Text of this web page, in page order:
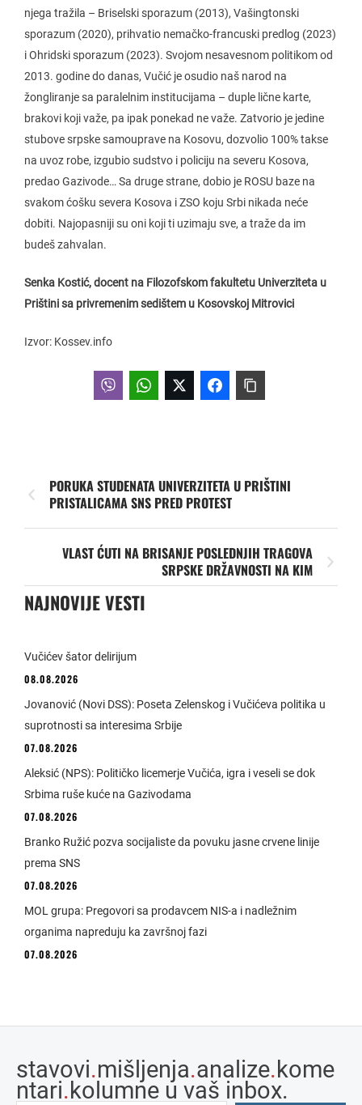
njega tražila – Briselski sporazum (2013), Vašingtonski
sporazum (2020), prihvatio nemačko-francuski predlog (2023)
i Ohridski sporazum (2023). Svojom nesavesnom politikom od
2013. godine do danas, Vučić je osudio naš narod na
žongliranje sa paralelnim institucijama – duple lične karte,
brakovi koji važe, pa ipak ponekad ne važe. Zatvorio je jedine
stubove srpske samouprave na Kosovu, dozvolio 100% takse
na uvoz robe, izgubio sudstvo i policiju na severu Kosova,
predao Gazivode… Sa druge strane, dobio je ROSU baze na
svakom ćošku severa Kosova i ZSO koju Srbi nikada neće
dobiti. Najopasniji su oni koji ti uzimaju sve, a traže da im
budeš zahvalan.
Senka Kostić, docent na Filozofskom fakultetu Univerziteta u
Prištini sa privremenim sedištem u Kosovskoj Mitrovici
Izvor: Kossev.info
PORUKA STUDENATA UNIVERZITETA U PRIŠTINI
PRISTALICAMA SNS PRED PROTEST
VLAST ĆUTI NA BRISANJE POSLEDNJIH TRAGOVA
SRPSKE DRŽAVNOSTI NA KIM
NAJNOVIJE VESTI
Vučićev šator delirijum
08.08.2026
Jovanović (Novi DSS): Poseta Zelenskog i Vučićeva politika u
suprotnosti sa interesima Srbije
07.08.2026
Aleksić (NPS): Političko licemerje Vučića, igra i veseli se dok
Srbima ruše kuće na Gazivodama
07.08.2026
Branko Ružić pozva socijaliste da povuku jasne crvene linije
prema SNS
07.08.2026
MOL grupa: Pregovori sa prodavcem NIS-a i nadležnim
organima napreduju ka završnoj fazi
07.08.2026
stavovi.mišljenja.analize.kome
ntari.kolumne u vaš inbox.